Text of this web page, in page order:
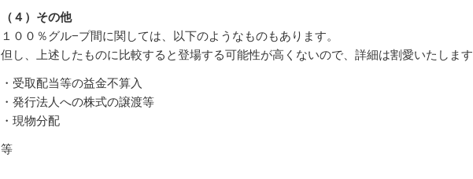
（４）その他
１００％グル−プ間に関しては、以下のようなものもあります。
但し、上述したものに比較すると登場する可能性が高くないので、詳細は割愛いたします
・受取配当等の益金不算入
・発行法人への株式の譲渡等
・現物分配
等